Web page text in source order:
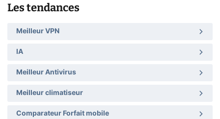
Les tendances
Meilleur VPN
IA
Meilleur Antivirus
Meilleur climatiseur
Comparateur Forfait mobile